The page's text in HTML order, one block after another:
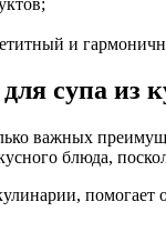
и
супа из
важных
блюда,
помогает